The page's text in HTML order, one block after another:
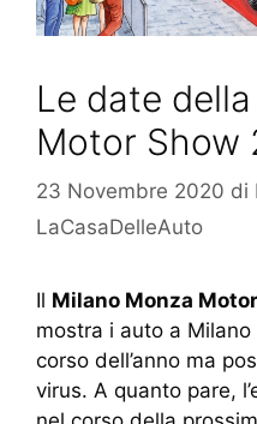
Le date
Motor Show
23 Novembre 2020 di
LaCasaDelleAuto
Il Milano Monza
mostra i auto a
corso dell’anno ma
virus. A quanto pare,